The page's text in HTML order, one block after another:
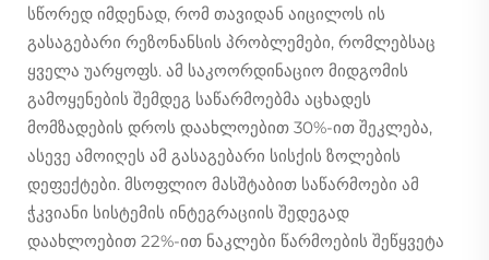
სწორედ იმდენად, რომ თავიდან აიცილოს ის
გასაგებარი რეზონანსის პრობლემები, რომლებსაც
ყველა უარყოფს. ამ საკოორდინაციო მიდგომის
გამოყენების შემდეგ საწარმოებმა აცხადეს
მომზადების დროს დაახლოებით 30%-ით შეკლება,
ასევე ამოიღეს ამ გასაგებარი სისქის ზოლების
დეფექტები. მსოფლიო მასშტაბით საწარმოები ამ
ჭკვიანი სისტემის ინტეგრაციის შედეგად
დაახლოებით 22%-ით ნაკლები წარმოების შეწყვეტა